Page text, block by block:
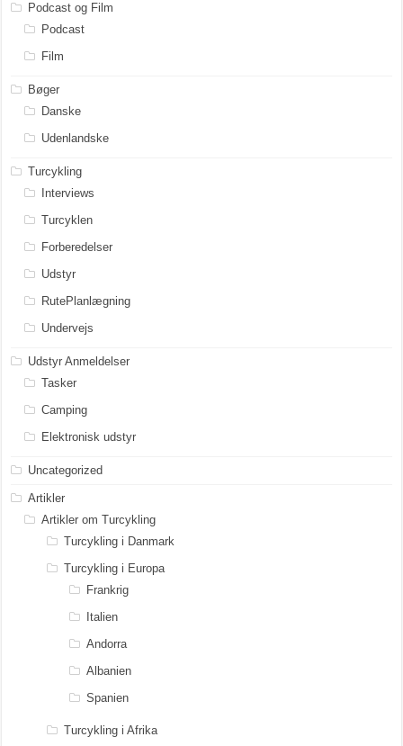
Podcast og Film
Podcast
Film
Bøger
Danske
Udenlandske
Turcykling
Interviews
Turcyklen
Forberedelser
Udstyr
RutePlanlægning
Undervejs
Udstyr Anmeldelser
Tasker
Camping
Elektronisk udstyr
Uncategorized
Artikler
Artikler om Turcykling
Turcykling i Danmark
Turcykling i Europa
Frankrig
Italien
Andorra
Albanien
Spanien
Turcykling i Afrika